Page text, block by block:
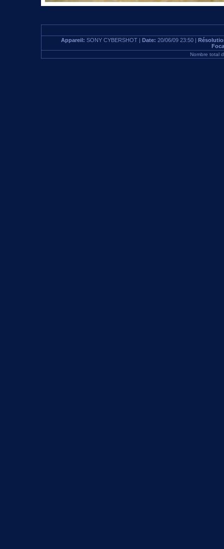
Appareil: SONY CYBERSHOT | Date: 20/06/09 23:50 |
Nombre total